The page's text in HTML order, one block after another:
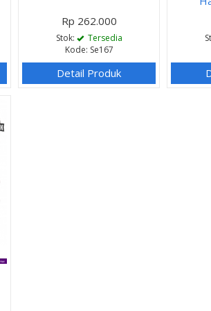
Rp 262.000
Stok:
Tersedia
Kode: Se167
Detail Produk